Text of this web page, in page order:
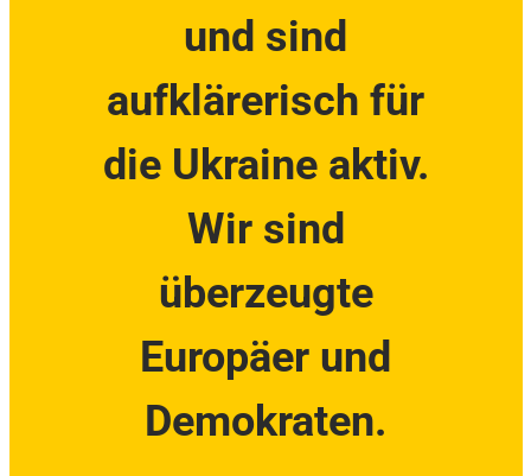
und sind
aufklärerisch für
die Ukraine aktiv.
Wir sind
überzeugte
Europäer und
Demokraten.